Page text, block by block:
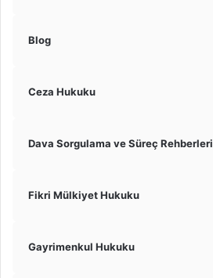
Blog
Ceza Hukuku
Dava Sorgulama ve Süreç Rehberleri
Fikri Mülkiyet Hukuku
Gayrimenkul Hukuku